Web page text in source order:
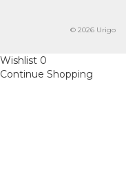
© 2026 Urigo
Wishlist 0
Continue Shopping